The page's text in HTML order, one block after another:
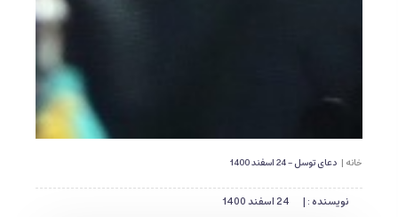
خانه | دعای توسل - 24 اسفند 1400
نویسنده : | 24 اسفند 1400